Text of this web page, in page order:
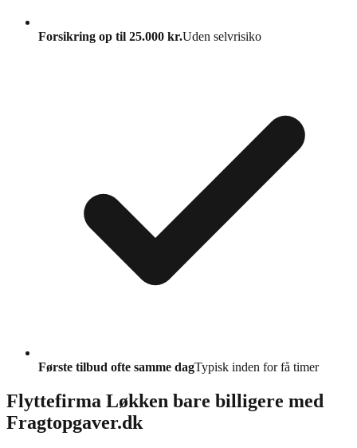
Forsikring op til 25.000 kr.Uden selvrisiko
Første tilbud ofte samme dagTypisk inden for få timer
Flyttefirma Løkken bare billigere med
Fragtopgaver.dk